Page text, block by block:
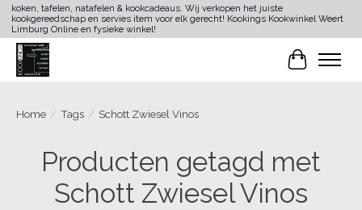
koken, tafelen, natafelen & kookcadeaus. Wij verkopen het juiste
kookgereedschap en servies item voor elk gerecht! Kookings Kookwinkel Weert
Limburg Online en fysieke winkel!
Home / Tags / Schott Zwiesel Vinos
Producten getagd met
Schott Zwiesel Vinos